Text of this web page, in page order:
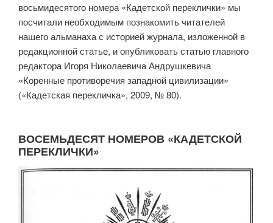
восьмидесятого номера «Кадетской переклички» мы
посчитали необ­ходимым познакомить читателей
нашего альманаха с историей журнала, изложенной в
редакционной статье, и опубликовать статью главного
редактора Игоря Николаевича Андрушкевича
«Коренные противоречия западной цивилизации»
(«Кадетская пере­кличка», 2009, № 80).
ВОСЕМЬДЕСЯТ НОМЕРОВ «КАДЕТСКОЙ
ПЕРЕКЛИЧКИ»